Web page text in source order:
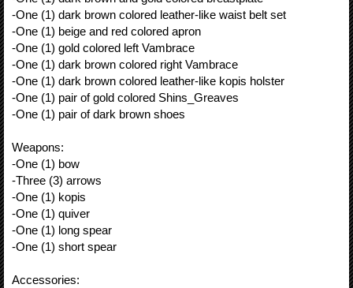
-One (1) dark brown colored leather-like waist belt set
-One (1) beige and red colored apron
-One (1) gold colored left Vambrace
-One (1) dark brown colored right Vambrace
-One (1) dark brown colored leather-like kopis holster
-One (1) pair of gold colored Shins_Greaves
-One (1) pair of dark brown shoes
Weapons:
-One (1) bow
-Three (3) arrows
-One (1) kopis
-One (1) quiver
-One (1) long spear
-One (1) short spear
Accessories: